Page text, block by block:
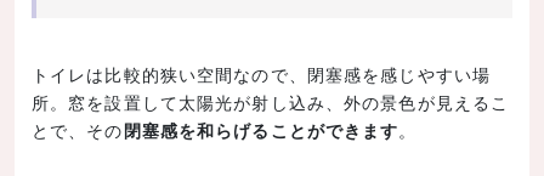
トイレは比較的狭い空間なので、閉塞感を感じやすい場
所。窓を設置して太陽光が射し込み、外の景色が見えるこ
とで、その閉塞感を和らげることができます。